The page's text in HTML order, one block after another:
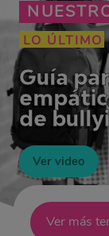
LO ÚLTIMO
Guía
de
Ver video
Ver más